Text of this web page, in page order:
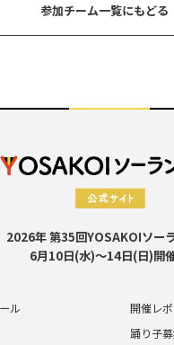
参加チーム⼀覧にもどる
2026年 第35回YOSAKOIソー
6月10日(水)～14日(日)開
ル
開催レ
踊り子